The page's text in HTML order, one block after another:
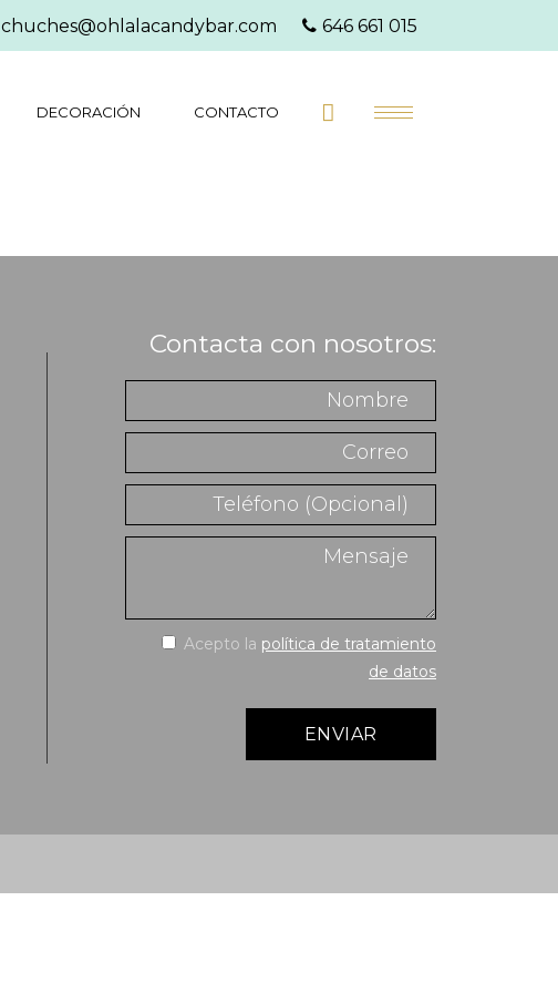
chuches@ohlalacandybar.com 646 661 015
DECORACIÓN CONTACTO
Contacta con nosotros:
Acepto la política de tratamiento
de datos